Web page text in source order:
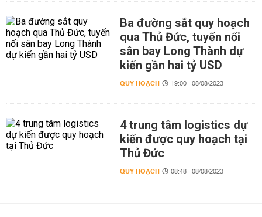
Ba đường sắt quy hoạch
qua Thủ Đức, tuyến nối
sân bay Long Thành dự
kiến gần hai tỷ USD
QUY HOẠCH 19:00 | 08/08/2023
4 trung tâm logistics dự
kiến được quy hoạch tại
Thủ Đức
QUY HOẠCH 08:48 | 08/08/2023